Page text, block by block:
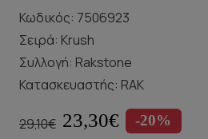
Κωδικός: 7506923
Σειρά: Krush
Συλλογή: Rakstone
Κατασκευαστής: RAK
29,10€ 23,30€ -20%